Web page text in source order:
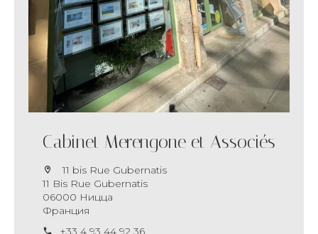
Cabinet Merengone et Associés
11 bis Rue Gubernatis
11 Bis Rue Gubernatis
06000 Ницца
Франция
+33 4 93 44 92 36